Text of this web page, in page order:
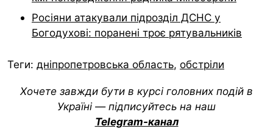
Росіяни атакували підрозділ ДСНС у
Богодухові: поранені троє рятувальників
Теги: дніпропетровська область, обстріли
Хочете завжди бути в курсі головних подій в
Україні — підписуйтесь на наш
Telegram-канал